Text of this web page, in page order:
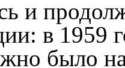
и
в 1959
было